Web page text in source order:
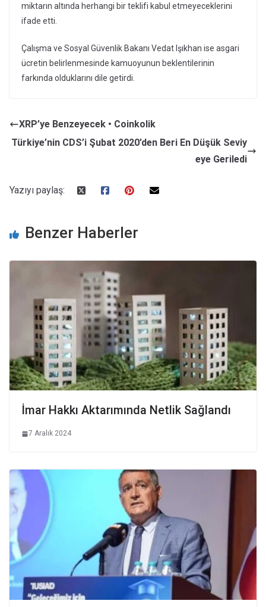
miktarın altında herhangi bir teklifi kabul etmeyeceklerini
ifade etti.
Çalışma ve Sosyal Güvenlik Bakanı Vedat Işıkhan ise asgari
ücretin belirlenmesinde kamuoyunun beklentilerinin
farkında olduklarını dile getirdi.
XRP’ye Benzeyecek • Coinkolik
Türkiye’nin CDS’i Şubat 2020’den Beri En Düşük Seviy
eye Geriledi
Yazıyı paylaş:
Benzer Haberler
İmar Hakkı Aktarımında Netlik Sağlandı
7 Aralık 2024